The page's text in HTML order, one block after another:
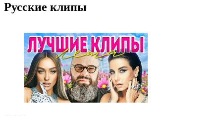
Русские клипы